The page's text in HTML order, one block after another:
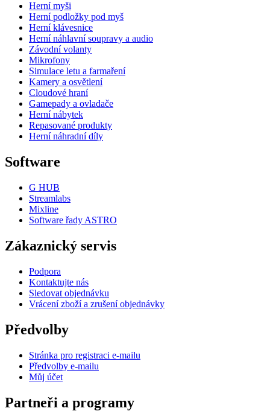
Herní myši
Herní podložky pod myš
Herní klávesnice
Herní náhlavní soupravy a audio
Závodní volanty
Mikrofony
Simulace letu a farmaření
Kamery a osvětlení
Cloudové hraní
Gamepady a ovladače
Herní nábytek
Repasované produkty
Herní náhradní díly
Software
G HUB
Streamlabs
Mixline
Software řady ASTRO
Zákaznický servis
Podpora
Kontaktujte nás
Sledovat objednávku
Vrácení zboží a zrušení objednávky
Předvolby
Stránka pro registraci e-mailu
Předvolby e-mailu
Můj účet
Partneři a programy